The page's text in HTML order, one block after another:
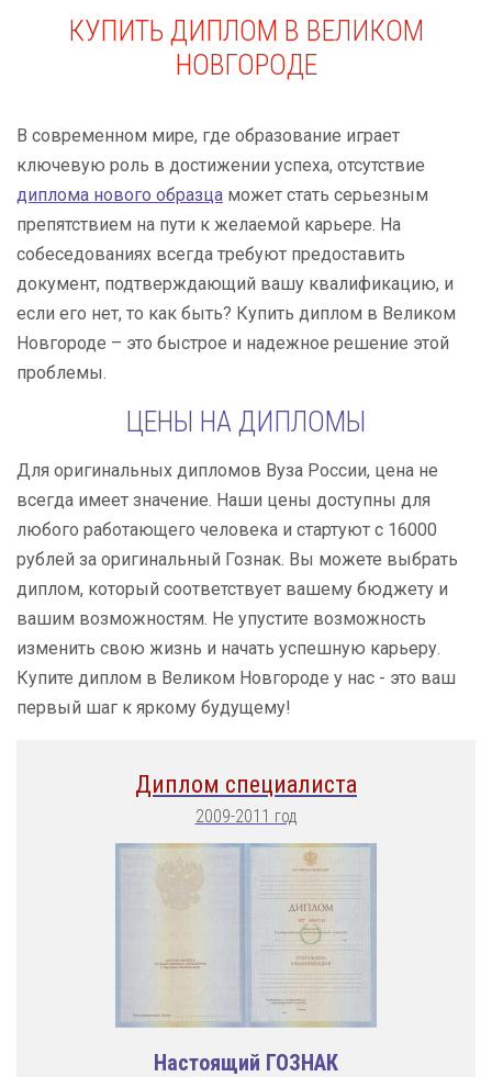
КУПИТЬ ДИПЛОМ В ВЕЛИКОМ
НОВГОРОДЕ
В современном мире, где образование играет
ключевую роль в достижении успеха, отсутствие
диплома нового образца может стать серьезным
препятствием на пути к желаемой карьере. На
собеседованиях всегда требуют предоставить
документ, подтверждающий вашу квалификацию, и
если его нет, то как быть? Купить диплом в Великом
Новгороде – это быстрое и надежное решение этой
проблемы.
ЦЕНЫ НА ДИПЛОМЫ
Для оригинальных дипломов Вуза России, цена не
всегда имеет значение. Наши цены доступны для
любого работающего человека и стартуют с 16000
рублей за оригинальный Гознак. Вы можете выбрать
диплом, который соответствует вашему бюджету и
вашим возможностям. Не упустите возможность
изменить свою жизнь и начать успешную карьеру.
Купите диплом в Великом Новгороде у нас - это ваш
первый шаг к яркому будущему!
Диплом специалиста
2009-2011 год
Настоящий ГОЗНАК